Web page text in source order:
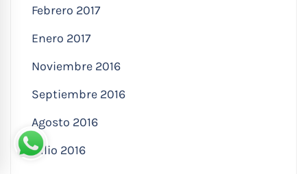
Febrero 2017
Enero 2017
Noviembre 2016
Septiembre 2016
Agosto 2016
Julio 2016